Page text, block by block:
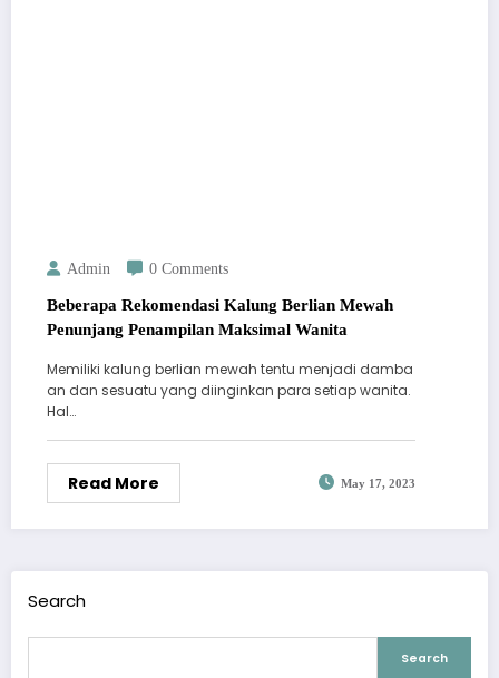
Admin 0 Comments
Beberapa Rekomendasi Kalung Berlian Mewah
Penunjang Penampilan Maksimal Wanita
Memiliki kalung berlian mewah tentu menjadi damba
an dan sesuatu yang diinginkan para setiap wanita.
Hal…
Read More May 17, 2023
Search
Search